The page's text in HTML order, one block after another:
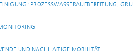
PROZESSWASSERAUFBEREITUNG,
UND NACHHALTIGE MOBILITÄT